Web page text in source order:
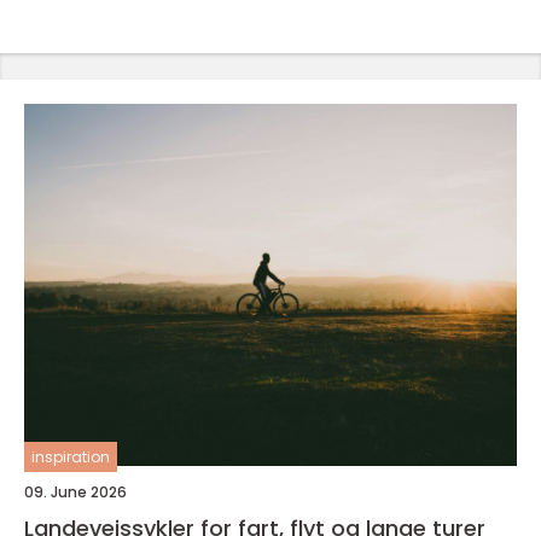
inspiration
09. June 2026
Landeveissykler for fart, flyt og lange turer